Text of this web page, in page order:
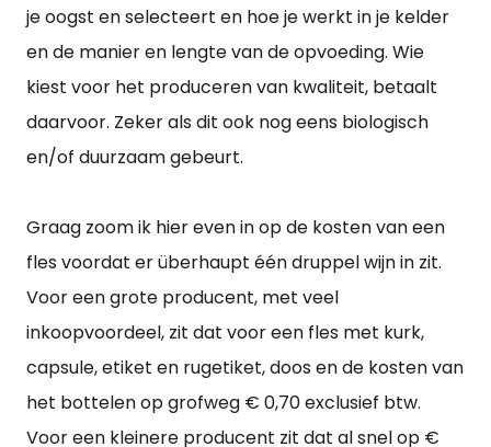
je oogst en selecteert en hoe je werkt in je kelder
en de manier en lengte van de opvoeding. Wie
kiest voor het produceren van kwaliteit, betaalt
daarvoor. Zeker als dit ook nog eens biologisch
en/of duurzaam gebeurt.
Graag zoom ik hier even in op de kosten van een
fles voordat er überhaupt één druppel wijn in zit.
Voor een grote producent, met veel
inkoopvoordeel, zit dat voor een fles met kurk,
capsule, etiket en rugetiket, doos en de kosten van
het bottelen op grofweg € 0,70 exclusief btw.
Voor een kleinere producent zit dat al snel op €